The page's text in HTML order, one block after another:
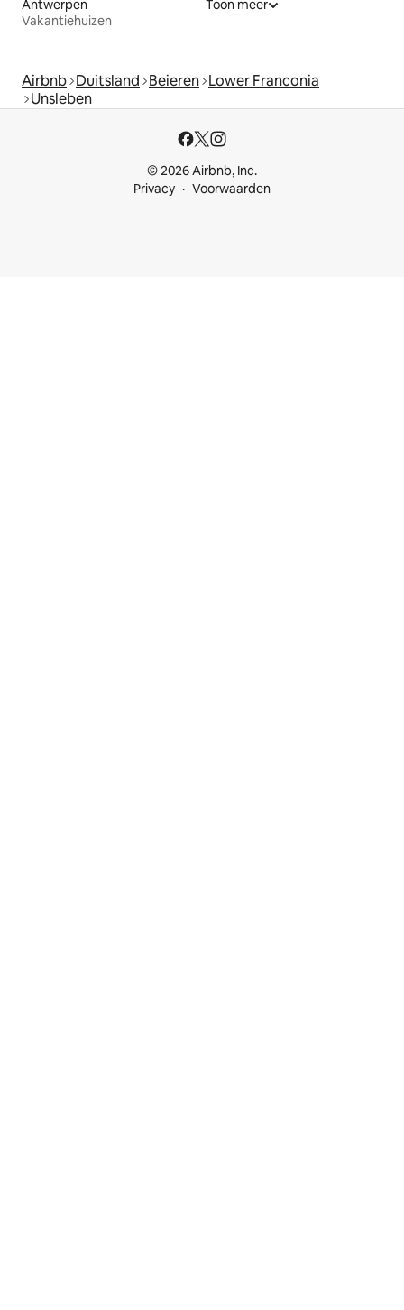
Antwerpen
Vakantiehuizen
Toon meer
Airbnb Duitsland Beieren Lower Franconia
Unsleben
© 2026 Airbnb, Inc.
Privacy
Voorwaarden